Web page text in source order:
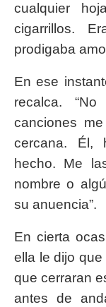
cualquier
cigarrillos.
prodigaba
En ese
recalca.
canciones
cercana. Él,
hecho. Me
nombre o
su anuencia”.
En cierta
ella le dijo
que cerraran
antes de